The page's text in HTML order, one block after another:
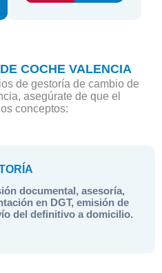
COCHE VALENCIA
de gestoría de cambio de
asegúrate de que el
conceptos:
documental, asesoría,
en DGT, emisión de
del definitivo a domicilio.